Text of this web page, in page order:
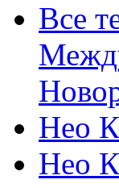
Все
Нео
Нео